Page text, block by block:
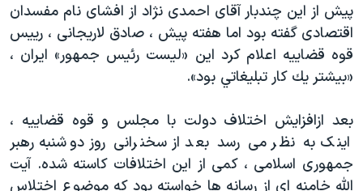
پیش از این چندبار آقای احمدی نژاد از افشای نام مفسدان
اقتصادی گفته بود اما هفته پیش ، صادق لاریجانی ، رییس
قوه قضاییه اعلام کرد این «ليست رئيس جمهور» ایران ،
«بيشتر يك كار تبليغاتي بود».
بعد ازافزایش اختلاف دولت با مجلس و قوه قضاییه ،
اینک به نظر می رسد بعد از سخنرانی روز دوشنبه رهبر
جمهوری اسلامی ، کمی از این اختلافات کاسته شده. آیت